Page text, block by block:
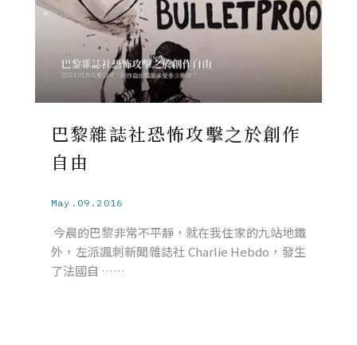
巴黎雜誌社恐怖攻擊之於創作
自由
May.09.2016
今晨的巴黎非常不平靜，就在我住家的九站地鐵
外，左派諷刺新聞雜誌社 Charlie Hebdo，發生
了法國自 ……